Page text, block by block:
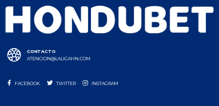
CONTACTO
ATENCION@LALIGAHN.COM
FACEBOOK TWITTER INSTAGRAM